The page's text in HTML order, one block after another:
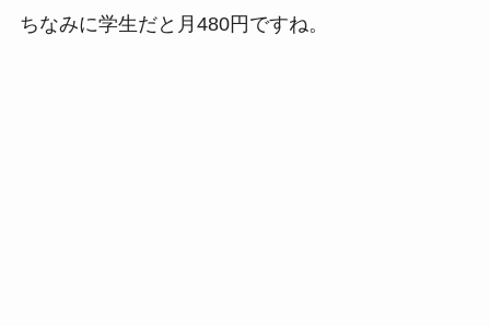
ちなみに学生だと月480円ですね。